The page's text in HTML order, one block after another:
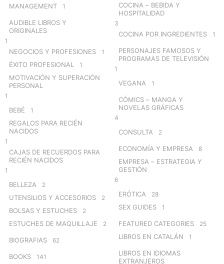
MANAGEMENT 1
AUDIBLE LIBROS Y
ORIGINALES
1
NEGOCIOS Y PROFESIONES 1
ÉXITO PROFESIONAL 1
MOTIVACIÓN Y SUPERACIÓN
PERSONAL
1
BEBÉ 1
REGALOS PARA RECIÉN
NACIDOS
1
CAJAS DE RECUERDOS PARA
RECIÉN NACIDOS
1
BELLEZA 2
UTENSILIOS Y ACCESORIOS 2
BOLSAS Y ESTUCHES 2
ESTUCHES DE MAQUILLAJE 2
BIOGRAFIAS 62
BOOKS 141
COCINA – BEBIDA Y
HOSPITALIDAD
3
COCINA POR INGREDIENTES 1
PERSONAJES FAMOSOS Y
PROGRAMAS DE TELEVISIÓN
1
VEGANA 1
CÓMICS – MANGA Y
NOVELAS GRÁFICAS
4
CONSULTA 2
ECONOMÍA Y EMPRESA 8
EMPRESA – ESTRATEGIA Y
GESTIÓN
6
ERÓTICA 28
SEX GUIDES 1
FEATURED CATEGORIES 25
LIBROS EN CATALÁN 1
LIBROS EN IDIOMAS
EXTRANJEROS